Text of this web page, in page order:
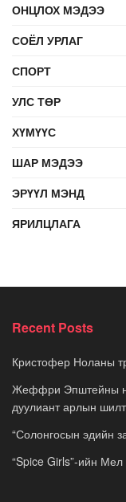
ОНЦЛОХ МЭДЭЭ
СОЁЛ УРЛАГ
СПОРТ
УЛС ТӨР
ХҮМҮҮС
ШАР МЭДЭЭ
ЭРҮҮЛ МЭНД
ЯРИЛЦЛАГА
Recent Posts
Кристофер Ноланы
Жеффри Эпштейны
дуулиант арлын
“Солонгосын эдийн
“Spice Girls”-ийн